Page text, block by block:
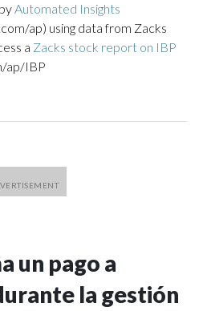
Automated Insights
ap) using data from Zacks
a Zacks stock report on IBP
ap/IBP
un pago a
la gestión